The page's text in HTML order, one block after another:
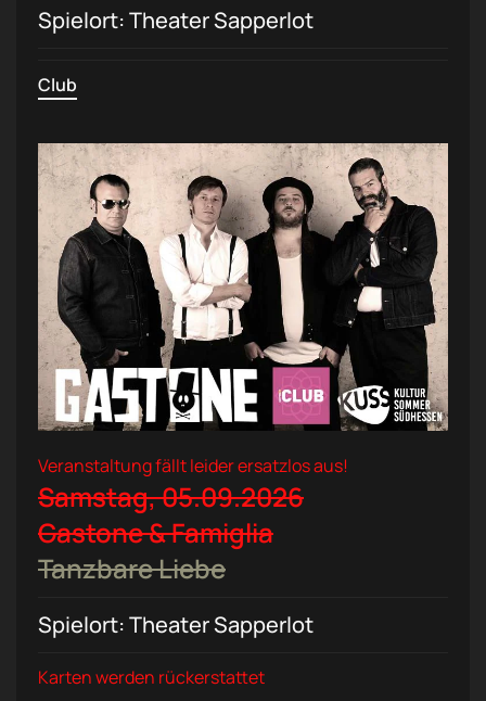
Spielort: Theater Sapperlot
Club
Veranstaltung fällt leider ersatzlos aus!
Samstag, 05.09.2026
Gastone & Famiglia
Tanzbare Liebe
Spielort: Theater Sapperlot
Karten werden rückerstattet